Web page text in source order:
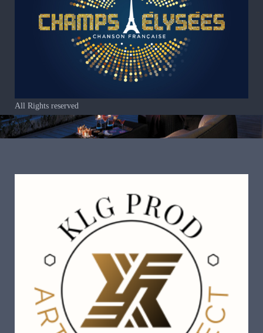
All Rights reserved